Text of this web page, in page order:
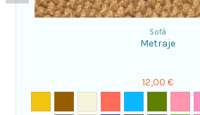
Sofá
Metraje
12,00 €